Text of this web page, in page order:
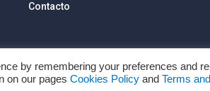
Contacto
© Todos los derechos reservados por
by remembering your preferences and
on our pages Cookies Policy and Terms